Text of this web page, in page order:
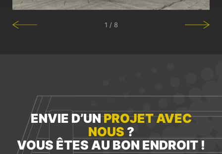
1 / 8
ENVIE D’UNPROJET AVEC
NOUS ?
VOUS ÊTES AU BON ENDROIT !